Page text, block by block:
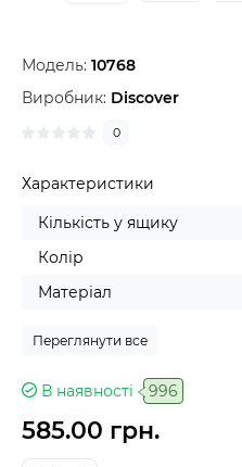
Модель: 10768
Виробник: Discover
0
Характеристики
Кількість у ящику
Колір
Матеріал
Переглянути все
В наявності 996
585.00 грн.